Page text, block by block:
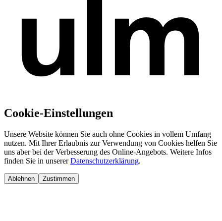
Cookie-Einstellungen
Unsere Website können Sie auch ohne Cookies in vollem Umfang
nutzen. Mit Ihrer Erlaubnis zur Verwendung von Cookies helfen Sie
uns aber bei der Verbesserung des Online-Angebots. Weitere Infos
finden Sie in unsererDatenschutzerklärung.
Ablehnen Zustimmen